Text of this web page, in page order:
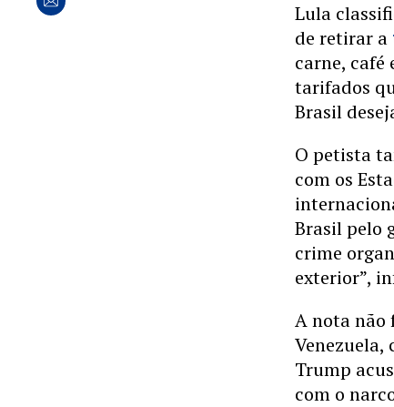
Lula
de retirar a
carne, café
tarifados
Brasil
O petista
com os
Brasil pelo
crime
exterior”,
A nota não
Venezuela,
Trump
com o